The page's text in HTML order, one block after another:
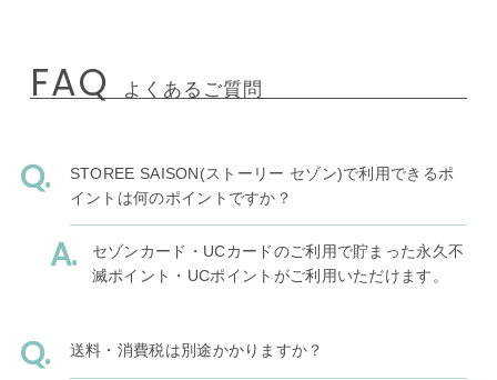
FAQ よくあるご質問
STOREE SAISON(ストーリー セゾン)で利用できるポ
イントは何のポイントですか？
セゾンカード・UCカードのご利用で貯まった永久不
滅ポイント・UCポイントがご利用いただけます。
送料・消費税は別途かかりますか？